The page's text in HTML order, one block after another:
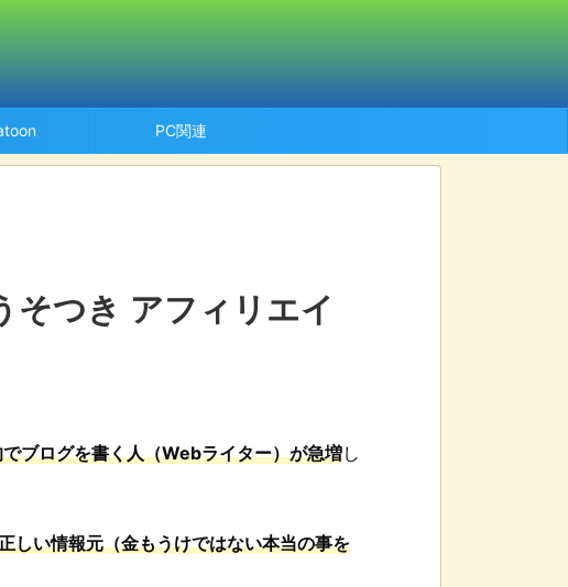
PC関連
そつき アフィリエイ
ブログを書く人（Webライター）が急増し
しい情報元（金もうけではない本当の事を